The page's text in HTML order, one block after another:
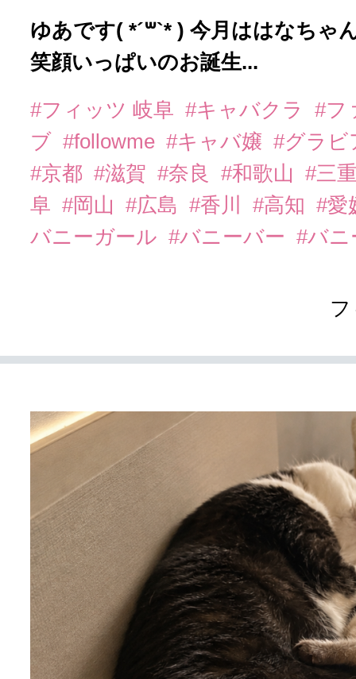
ゆあです( *´꒳`* ) 今月ははなちゃ
笑顔いっぱいのお誕生...
#フィッツ 岐阜 #キャバクラ
#フ
ブ #followme #キャバ嬢 #グラ
#京都 #滋賀 #奈良 #和歌山
#三
阜 #岡山 #広島 #香川 #高知 #愛
バニーガール #バニーバー #バ